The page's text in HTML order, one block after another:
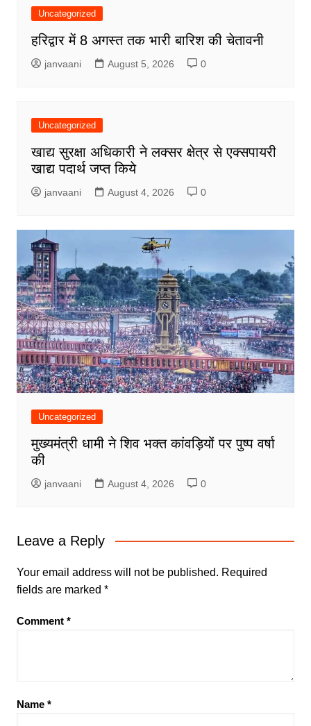
Uncategorized
हरिद्वार में 8 अगस्त तक भारी बारिश की चेतावनी
janvaani August 5, 2026 0
Uncategorized
खाद्य सुरक्षा अधिकारी ने लक्सर क्षेत्र से एक्सपायरी
खाद्य पदार्थ जप्त किये
janvaani August 4, 2026 0
Uncategorized
मुख्यमंत्री धामी ने शिव भक्त कांवड़ियों पर पुष्प वर्षा
की
janvaani August 4, 2026 0
Leave a Reply
Your email address will not be published. Required
fields are marked *
Comment *
Name *